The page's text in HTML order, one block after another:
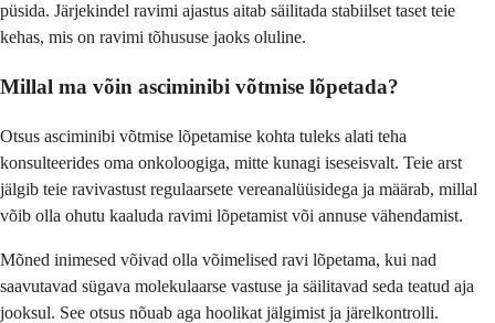
püsida. Järjekindel ravimi ajastus aitab säilitada stabiilset taset teie
kehas, mis on ravimi tõhususe jaoks oluline.
Millal ma võin asciminibi võtmise lõpetada?
Otsus asciminibi võtmise lõpetamise kohta tuleks alati teha
konsulteerides oma onkoloogiga, mitte kunagi iseseisvalt. Teie arst
jälgib teie ravivastust regulaarsete vereanalüüsidega ja määrab, millal
võib olla ohutu kaaluda ravimi lõpetamist või annuse vähendamist.
Mõned inimesed võivad olla võimelised ravi lõpetama, kui nad
saavutavad sügava molekulaarse vastuse ja säilitavad seda teatud aja
jooksul. See otsus nõuab aga hoolikat jälgimist ja järelkontrolli.